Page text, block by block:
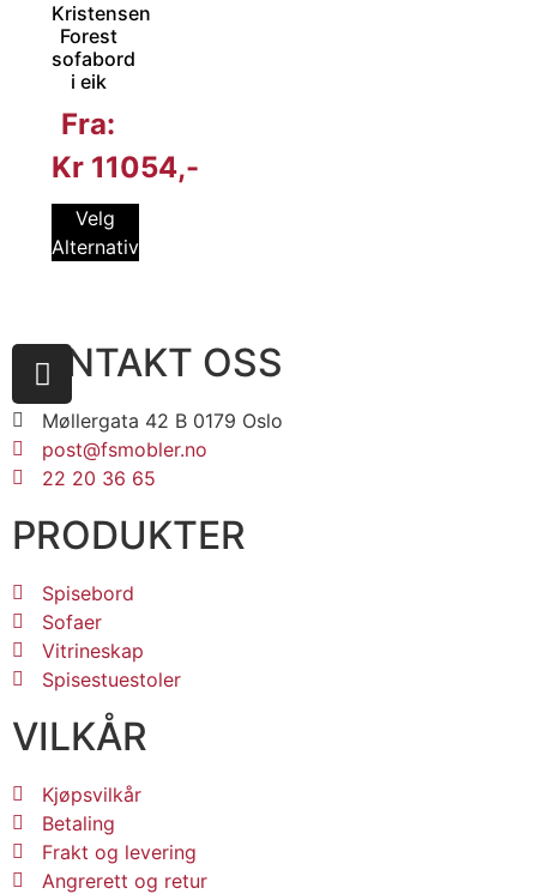
Kristensen
Forest
sofabord
i eik
Fra:
Kr 11054
Velg
Alternativ
VILKÅR
Kjøpsvilkår
Betaling
Frakt og levering
Angrerett og retur
PRODUKTER
Spisebord
Sofaer
Vitrineskap
Spisestuestoler
KONTAKT OSS
Møllergata 42 B 0179 Oslo
post@fsmobler.no
22 20 36 65